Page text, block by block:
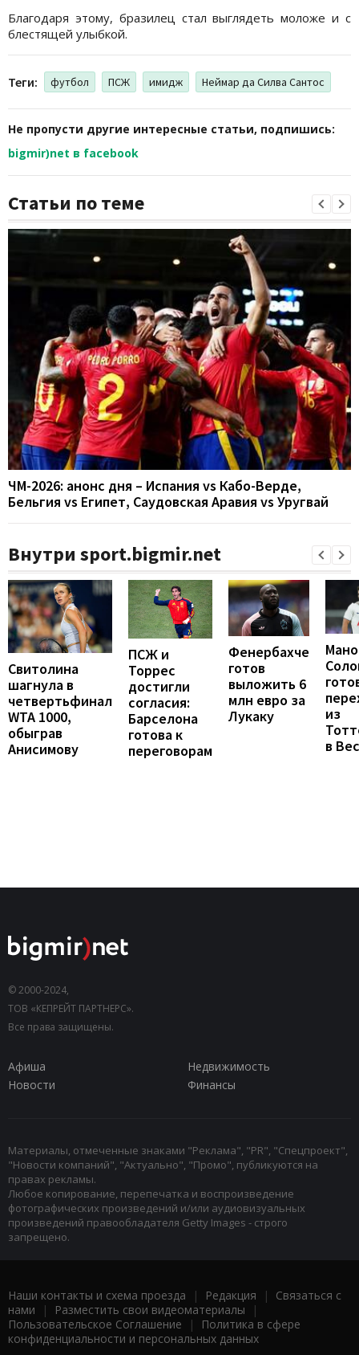
Благодаря этому, бразилец стал выглядеть моложе и с
блестящей улыбкой.
Теги: футбол ПСЖ имидж Неймар да Силва Сантос
Не пропусти другие интересные статьи, подпишись:
bigmir)net в facebook
Статьи по теме
ЧМ-2026: анонс дня – Испания vs Кабо-Верде,
Бельгия vs Египет, Саудовская Аравия vs Уругвай
Внутри sport.bigmir.net
Свитолина
шагнула в
четвертьфинал
WTA 1000,
обыграв
Анисимову
ПСЖ и
Торрес
достигли
согласия:
Барселона
готова к
переговорам
Фенербахче
готов
выложить 6
млн евро за
Лукаку
из
в
© 2000-2024,
ТОВ «КЕПРЕЙТ ПАРТНЕРС».
Все права защищены.
Афиша
Недвижимость
Новости
Финансы
Материалы, отмеченные знаками "Реклама", "PR", "Спецпроект",
"Новости компаний", "Актуально", "Промо", публикуются на
правах рекламы.
Любое копирование, перепечатка и воспроизведение
фотографических произведений и/или аудиовизуальных
произведений правообладателя Getty Images - строго
запрещено.
Наши контакты и схема проезда | Редакция | Связаться с
нами | Разместить свои видеоматериалы |
Пользовательское Соглашение |
Политика в сфере
конфиденциальности и персональных данных